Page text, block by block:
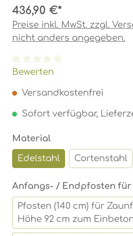
436,90 €*
Preise inkl. MwSt. zzgl.
nicht anders angegeben.
Durchschnittliche
Bewerten
Versandkostenfrei
Sofort verfügbar,
Material
Edelstahl Cortenstahl
Anfangs- / Endpfosten für
Pfosten (140 cm) für
Höhe 92 cm zum